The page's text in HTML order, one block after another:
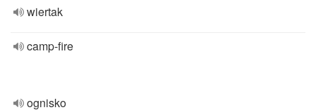
wiertak
camp-fire
ognisko